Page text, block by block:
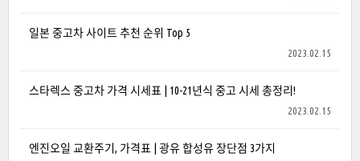
일본 중고차 사이트 추천 순위 Top 5
2023.02.15
스타렉스 중고차 가격 시세표 | 10-21년식 중고 시세 총정리!
2023.02.15
엔진오일 교환주기, 가격표 | 광유 합성유 장단점 3가지